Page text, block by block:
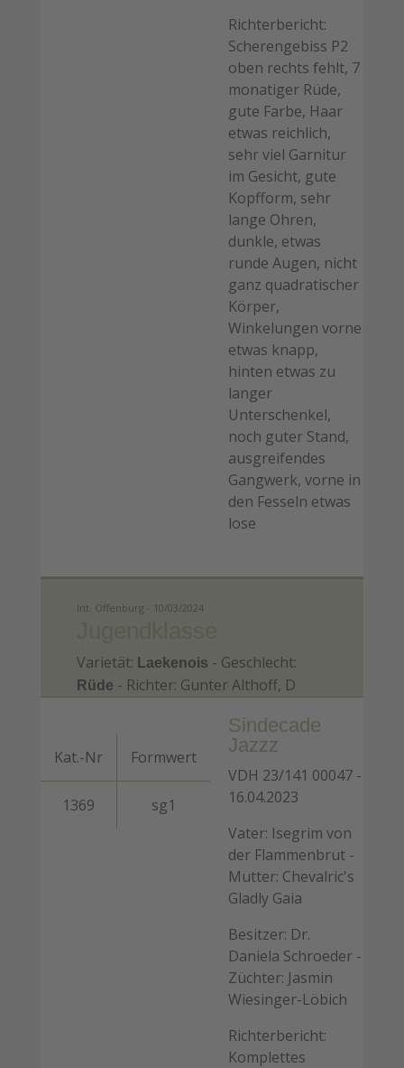
Richterbericht:
Scherengebiss P2
oben rechts fehlt, 7
monatiger Rüde,
gute Farbe, Haar
etwas reichlich,
sehr viel Garnitur
im Gesicht, gute
Kopfform, sehr
lange Ohren,
dunkle, etwas
runde Augen, nicht
ganz quadratischer
Körper,
Winkelungen vorne
etwas knapp,
hinten etwas zu
langer
Unterschenkel,
noch guter Stand,
ausgreifendes
Gangwerk, vorne in
den Fesseln etwas
lose
Int. Offenburg - 10/03/2024
Varietät: Laekenois - Geschlecht:
Rüde - Richter: Gunter Althoff, D
Kat.-Nr Formwert
1369 sg1
Sindecade
Jazzz
VDH 23/141 00047 -
16.04.2023
Vater: Isegrim von
der Flammenbrut -
Mutter: Chevalric's
Gladly Gaia
Besitzer: Dr.
Daniela Schroeder -
Züchter: Jasmin
Wiesinger-Löbich
Richterbericht:
Komplettes